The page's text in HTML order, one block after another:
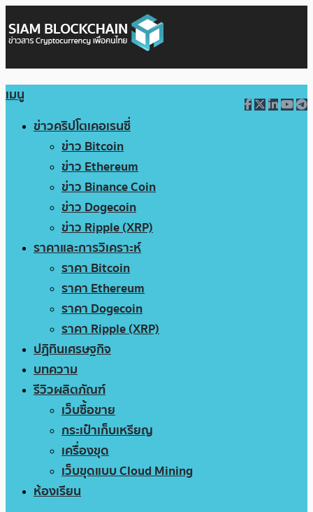
เมนู
ข่าวคริปโตเคอเรนซี่
ข่าว Bitcoin
ข่าว Ethereum
ข่าว Binance Coin
ข่าว Dogecoin
ข่าว Ripple (XRP)
ราคาและการวิเคราะห์
ราคา Bitcoin
ราคา Ethereum
ราคา Dogecoin
ราคา Ripple (XRP)
ปฏิทินเศรษฐกิจ
บทความ
รีวิวผลิตภัณฑ์
เว็บซื้อขาย
กระเป๋าเก็บเหรียญ
เครื่องขุด
เว็บขุดแบบ Cloud Mining
ห้องเรียน